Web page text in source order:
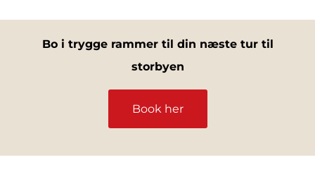
Bo i trygge rammer til din næste tur til
storbyen
Book her